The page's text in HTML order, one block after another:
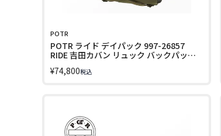
POTR
POTR ライド デイパック 997-26857
RIDE 吉田カバン リュック バックパック
¥74,800税込